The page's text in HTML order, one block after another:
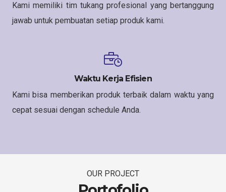
Kami memiliki tim tukang profesional yang bertanggung
jawab untuk pembuatan setiap produk kami.
Waktu Kerja Efisien
Kami bisa memberikan produk terbaik dalam waktu yang
cepat sesuai dengan schedule Anda.
OUR PROJECT